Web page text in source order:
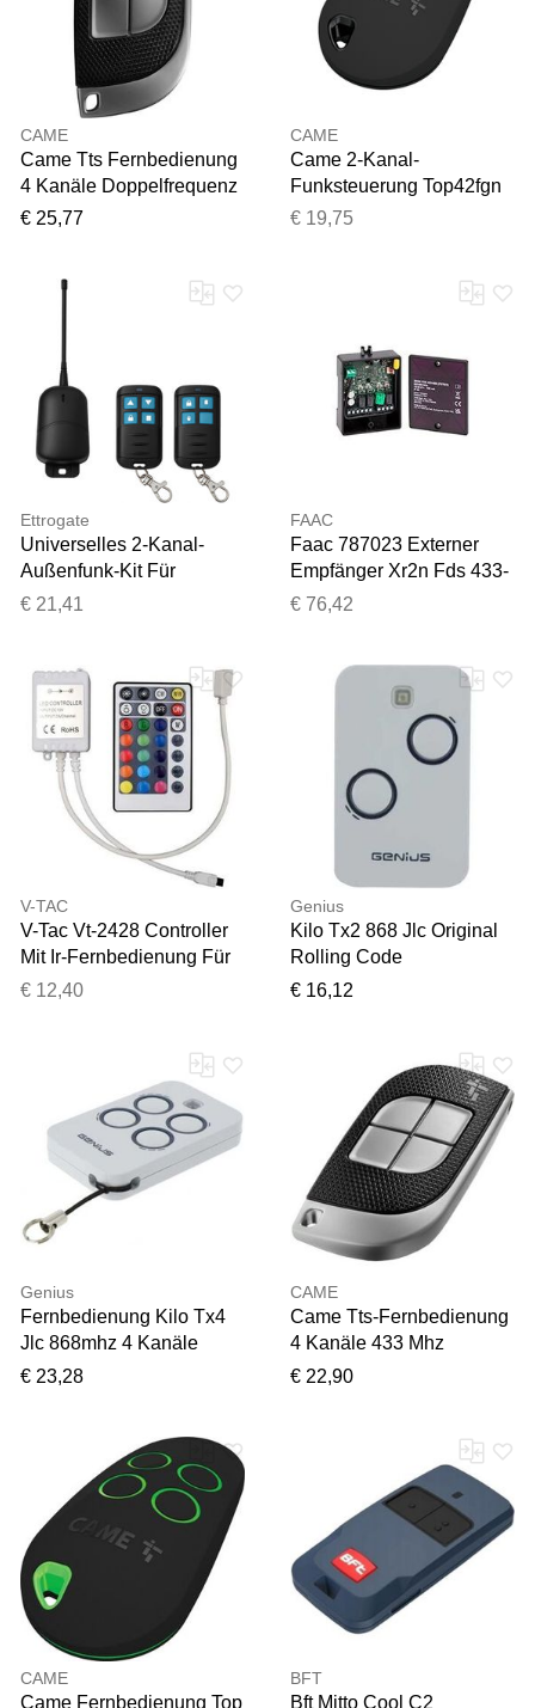
CAME
Came Tts Fernbedienung
4 Kanäle Doppelfrequenz
433 Und 868 Mhz Rolling
€ 25,77
CAME
Came 2-Kanal-
Funksteuerung Top42fgn
Festcode-Fernbedienung
€ 19,75
Ettrogate
Universelles 2-Kanal-
Außenfunk-Kit Für
Torautomatisierung /
Mhz Ip55-
Fernbedienungen
€ 21,41
FAAC
Faac 787023 Externer
Empfänger Xr2n Fds 433-
868 Mhz Fds-Ds-Slh-Rc
€ 76,42
V-TAC
V-Tac Vt-2428 Controller
Mit Ir-Fernbedienung Für
Led-Streifen 3in1+rgb
€ 12,40
Genius
Kilo Tx2 868 Jlc Original
Rolling Code
Fernbedienung 2 Kanäle
€ 16,12
Genius
Fernbedienung Kilo Tx4
Jlc 868mhz 4 Kanäle
Rolling Code Sender
€ 23,28
CAME
Came Tts-Fernbedienung
4 Kanäle 433 Mhz
Tts44fks
€ 22,90
CAME
Came Fernbedienung Top
BFT
Bft Mitto Cool C2